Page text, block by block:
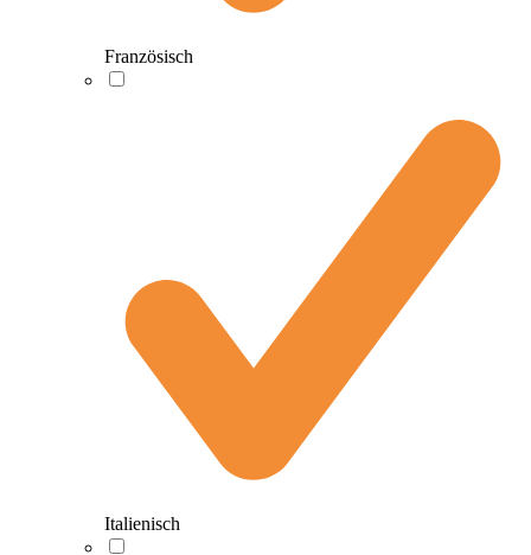
Französisch
Italienisch